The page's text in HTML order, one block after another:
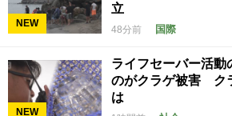
NEW
立
48分前 国際
NEW
ライフセーバー活動
のがクラゲ被害 ク
は